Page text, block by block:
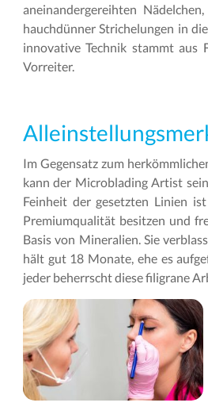
aneinandergereihten
hauchdünner Strichelungen in
innovative Technik stammt aus
Vorreiter.
Im Gegensatz zum
kann der Microblading Artist
Feinheit der gesetzten Linien
Premiumqualität besitzen und
Basis von Mineralien. Sie
hält gut 18 Monate, ehe es
jeder beherrscht diese filigrane